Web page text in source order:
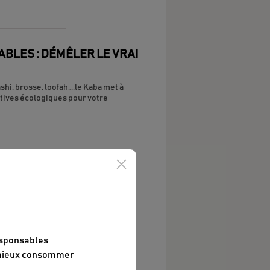
consommer
: DÉMÊLER LE VRAI
brosse, loofah….le Kaba met à
écologiques pour votre
: 6 MARQUES
du sens à vos achats mode ?
made in France ou Europe,